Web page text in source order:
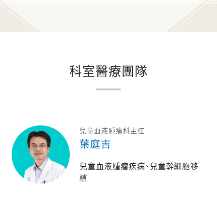
科室醫療團隊
兒童血液腫瘤科主任
葉庭吉
兒童血液腫瘤疾病、兒童幹細胞移
植